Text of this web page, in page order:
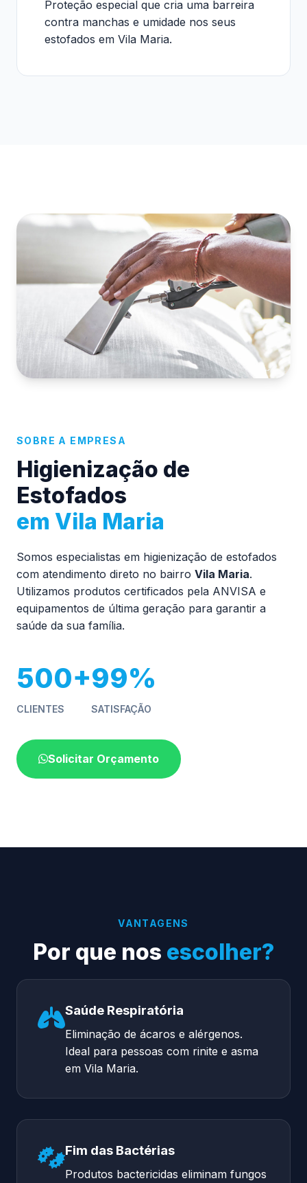
Proteção especial que cria uma barreira
contra manchas e umidade nos seus
estofados em Vila Maria.
SOBRE A EMPRESA
Higienização de
Estofados
em Vila Maria
Somos especialistas em higienização de estofados
com atendimento direto no bairro Vila Maria.
Utilizamos produtos certificados pela ANVISA e
equipamentos de última geração para garantir a
saúde da sua família.
500+
CLIENTES
99%
SATISFAÇÃO
Solicitar Orçamento
VANTAGENS
Por que nos escolher?
Saúde Respiratória
Eliminação de ácaros e alérgenos.
Ideal para pessoas com rinite e asma
em Vila Maria.
Fim das Bactérias
Produtos bactericidas eliminam fungos